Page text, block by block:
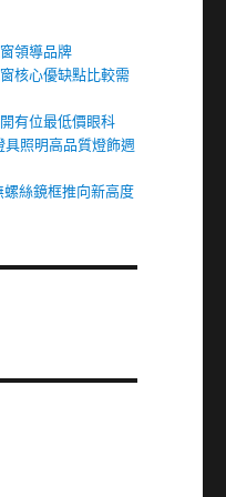
領導品牌
核心優缺點比較需
有位最低價眼科
具照明高品質燈飾週
絲鏡框推向新高度